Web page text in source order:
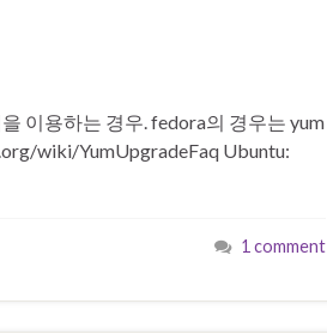
이용하는 경우. fedora의 경우는 yum
wiki/YumUpgradeFaq Ubuntu:
1 comment